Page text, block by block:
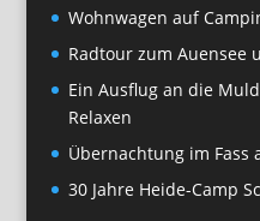
Wohnwagen auf
Radtour zum Auensee
Ein Ausflug an die
Relaxen
Übernachtung im Fass
30 Jahre Heide-Camp